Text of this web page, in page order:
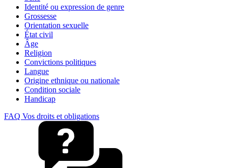
Identité ou expression de genre
Grossesse
Orientation sexuelle
État civil
Âge
Religion
Convictions politiques
Langue
Origine ethnique ou nationale
Condition sociale
Handicap
FAQ Vos droits et obligations